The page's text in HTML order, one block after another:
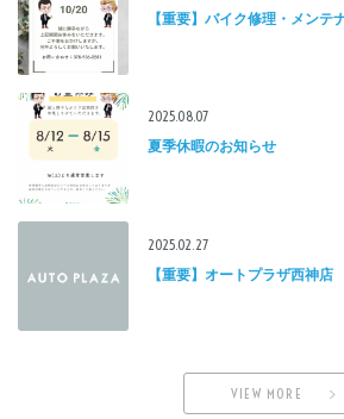
【重要】バイク修理・メンテ
2025.08.07
夏季休暇のお知らせ
2025.02.27
【重要】オートプラザ西神
VIEW MORE